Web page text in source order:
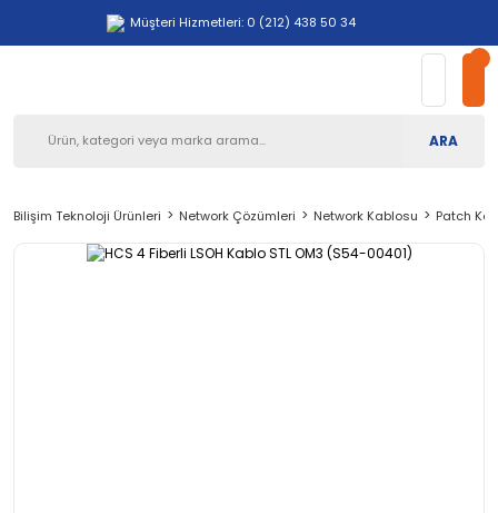
Müşteri Hizmetleri: 0 (212) 438 50 34
ARA
Bilişim Teknoloji Ürünleri Network Çözümleri Network Kablosu Patch